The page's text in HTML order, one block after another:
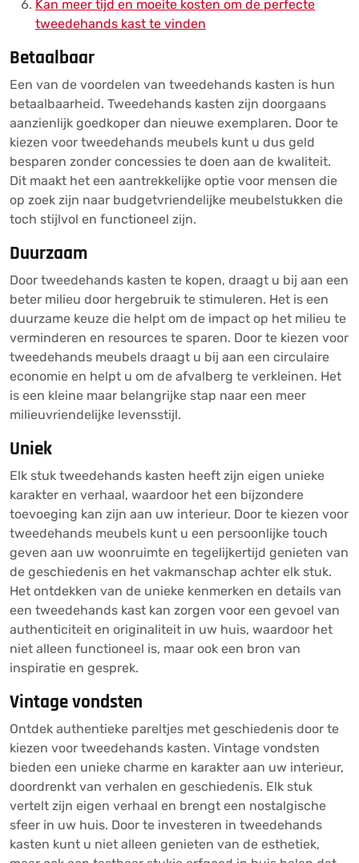
Kan meer tijd en moeite kosten om de perfecte
tweedehands kast te vinden
Betaalbaar
Een van de voordelen van tweedehands kasten is hun
betaalbaarheid. Tweedehands kasten zijn doorgaans
aanzienlijk goedkoper dan nieuwe exemplaren. Door te
kiezen voor tweedehands meubels kunt u dus geld
besparen zonder concessies te doen aan de kwaliteit.
Dit maakt het een aantrekkelijke optie voor mensen die
op zoek zijn naar budgetvriendelijke meubelstukken die
toch stijlvol en functioneel zijn.
Duurzaam
Door tweedehands kasten te kopen, draagt u bij aan een
beter milieu door hergebruik te stimuleren. Het is een
duurzame keuze die helpt om de impact op het milieu te
verminderen en resources te sparen. Door te kiezen voor
tweedehands meubels draagt u bij aan een circulaire
economie en helpt u om de afvalberg te verkleinen. Het
is een kleine maar belangrijke stap naar een meer
milieuvriendelijke levensstijl.
Uniek
Elk stuk tweedehands kasten heeft zijn eigen unieke
karakter en verhaal, waardoor het een bijzondere
toevoeging kan zijn aan uw interieur. Door te kiezen voor
tweedehands meubels kunt u een persoonlijke touch
geven aan uw woonruimte en tegelijkertijd genieten van
de geschiedenis en het vakmanschap achter elk stuk.
Het ontdekken van de unieke kenmerken en details van
een tweedehands kast kan zorgen voor een gevoel van
authenticiteit en originaliteit in uw huis, waardoor het
niet alleen functioneel is, maar ook een bron van
inspiratie en gesprek.
Vintage vondsten
Ontdek authentieke pareltjes met geschiedenis door te
kiezen voor tweedehands kasten. Vintage vondsten
bieden een unieke charme en karakter aan uw interieur,
doordrenkt van verhalen en geschiedenis. Elk stuk
vertelt zijn eigen verhaal en brengt een nostalgische
sfeer in uw huis. Door te investeren in tweedehands
kasten kunt u niet alleen genieten van de esthetiek,